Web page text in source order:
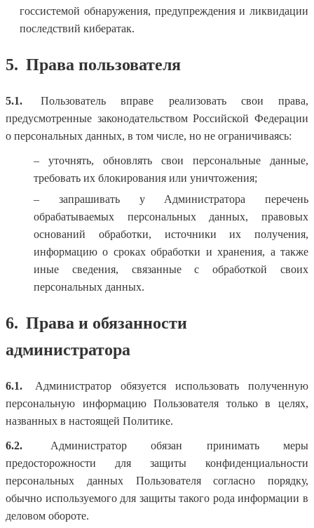
госсистемой обнаружения, предупреждения и ликвидации
последствий кибератак.
5. Права пользователя
5.1.
Пользователь вправе реализовать свои права,
предусмотренные законодательством Российской Федерации
о персональных данных, в том числе, но не ограничиваясь:
– уточнять, обновлять свои персональные данные,
требовать их блокирования или уничтожения;
– запрашивать у Администратора перечень
обрабатываемых персональных данных, правовых
оснований обработки, источники их получения,
информацию о сроках обработки и хранения, а также
иные сведения, связанные с обработкой своих
персональных данных.
6. Права и обязанности
администратора
6.1.
Администратор обязуется использовать полученную
персональную информацию Пользователя только в целях,
названных в настоящей Политике.
6.2.
Администратор обязан принимать меры
предосторожности для защиты конфиденциальности
персональных данных Пользователя согласно порядку,
обычно используемого для защиты такого рода информации в
деловом обороте.